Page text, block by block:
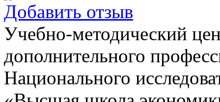
Добавить отзыв
Учебно-методический
дополнительного
Национального